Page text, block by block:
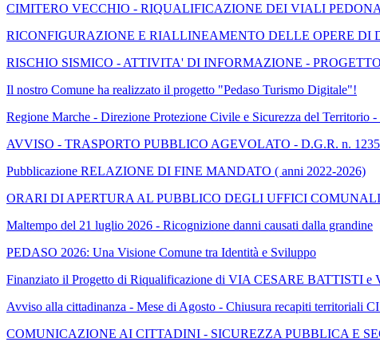
CIMITERO VECCHIO - RIQUALIFICAZIONE DEI VIALI
RICONFIGURAZIONE E RIALLINEAMENTO DELLE OPERE DI
RISCHIO SISMICO - ATTIVITA' DI INFORMAZIONE -
Il nostro Comune ha realizzato il progetto "Pedaso Turismo Digitale"!
Regione Marche - Direzione Protezione Civile e Sicurezza del
AVVISO - TRASPORTO PUBBLICO AGEVOLATO - D.G.R. n. 1235
Pubblicazione RELAZIONE DI FINE MANDATO ( anni 2022-2026)
ORARI DI APERTURA AL PUBBLICO DEGLI UFFICI COMUNALI
Maltempo del 21 luglio 2026 - Ricognizione danni causati dalla grandine
PEDASO 2026: Una Visione Comune tra Identità e Sviluppo
Finanziato il Progetto di Riqualificazione di VIA CESARE BATTISTI e
Avviso alla cittadinanza - Mese di Agosto - Chiusura recapiti territoriali
COMUNICAZIONE AI CITTADINI - SICUREZZA PUBBLICA E